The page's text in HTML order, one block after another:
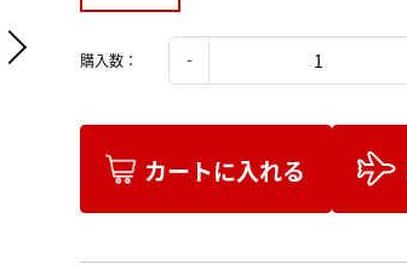
購入数：
カートに入れる